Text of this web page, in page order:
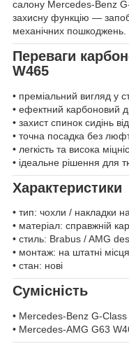
салону Mercedes-Benz
захисну функцію —
механічних пошкоджень.
Переваги
W465
• преміальний вигляд у
• ефектний карбоновий
• захист спинок сидінь
• точна посадка без
• легкість та висока
• ідеальне рішення для
Характеристики
• тип: чохли / накладки
• матеріал: справжній
• стиль: Brabus / AMG
• монтаж: на штатні місця
• стан: нові
Сумісність
• Mercedes-Benz G-
• Mercedes-AMG G63